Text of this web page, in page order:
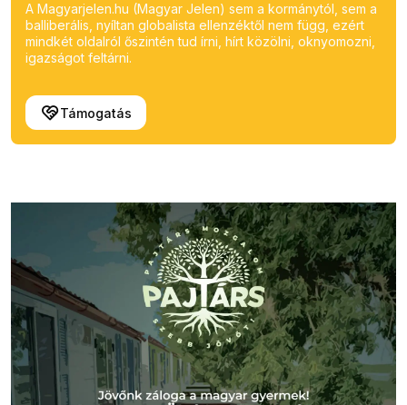
A Magyarjelen.hu (Magyar Jelen) sem a kormánytól, sem a
balliberális, nyíltan globalista ellenzéktől nem függ, ezért
mindkét oldalról őszintén tud írni, hírt közölni, oknyomozni,
igazságot feltárni.
Támogatás